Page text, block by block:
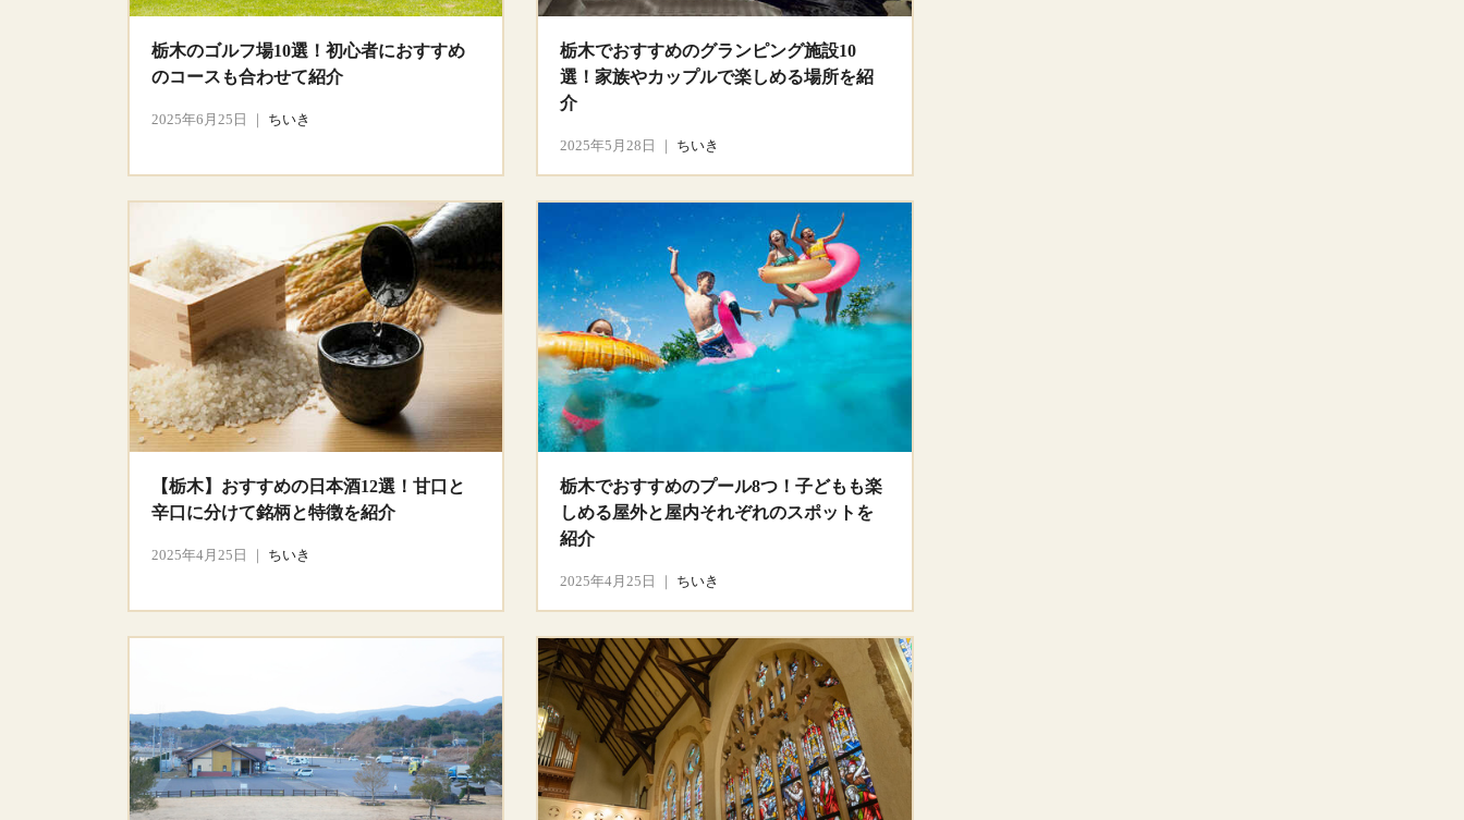
栃木のゴルフ場10選！初心者におすすめ
のコースも合わせて紹介
2025年6月25日 ｜ ちいき
栃木でおすすめのグランピング施設10
選！家族やカップルで楽しめる場所を紹
介
2025年5月28日 ｜ ちいき
【栃木】おすすめの日本酒12選！甘口と
辛口に分けて銘柄と特徴を紹介
2025年4月25日 ｜ ちいき
栃木でおすすめのプール8つ！子どもも楽
しめる屋外と屋内それぞれのスポットを
紹介
2025年4月25日 ｜ ちいき